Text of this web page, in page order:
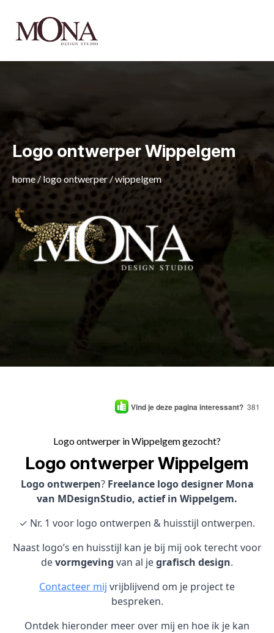
Logo ontwerper Wippelgem
home/logo ontwerper /wippelgem
Vind je deze pagina interessant? 381
Logo ontwerper in Wippelgem gezocht?
Logo ontwerper Wippelgem
Logo ontwerpen? Freelance logo designer Mona
van MDesignStudio, actief in Wippelgem.
✓ Nr. 1 voor logo ontwerpen & huisstijl ontwerpen.
Naast logo’s en huisstijl kan je bij mij ook terecht voor
devormgeving van al jegrafisch design.
Contacteer mij vrijblijvend om je project te
bespreken.
Ontdek hieronder meer over mij en hoe ik je kan